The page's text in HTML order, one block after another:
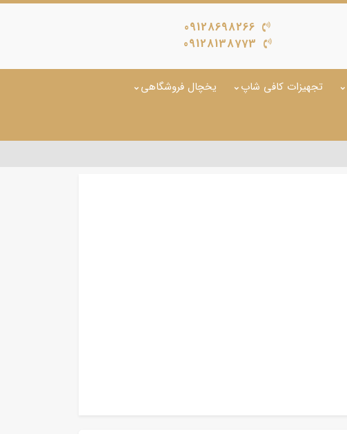
09128698266
09128138773
تجهیزات کافی شاپ یخچال فروشگاهی